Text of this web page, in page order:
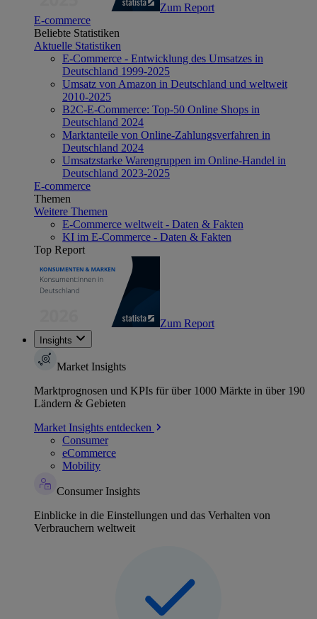
Zum Report
E-commerce
Beliebte Statistiken
Aktuelle Statistiken
E-Commerce - Entwicklung des Umsatzes in
Deutschland 1999-2025
Umsatz von Amazon in Deutschland und weltweit
2010-2025
B2C-E-Commerce: Top-50 Online Shops in
Deutschland 2024
Marktanteile von Online-Zahlungsverfahren in
Deutschland 2024
Umsatzstarke Warengruppen im Online-Handel in
Deutschland 2023-2025
E-commerce
Themen
Weitere Themen
E-Commerce weltweit - Daten & Fakten
KI im E-Commerce - Daten & Fakten
Top Report
Zum Report
Insights
Market Insights
Marktprognosen und KPIs für über 1000 Märkte in über 190
Ländern & Gebieten
Market Insights entdecken
Consumer
eCommerce
Mobility
Consumer Insights
Einblicke in die Einstellungen und das Verhalten von
Verbrauchern weltweit